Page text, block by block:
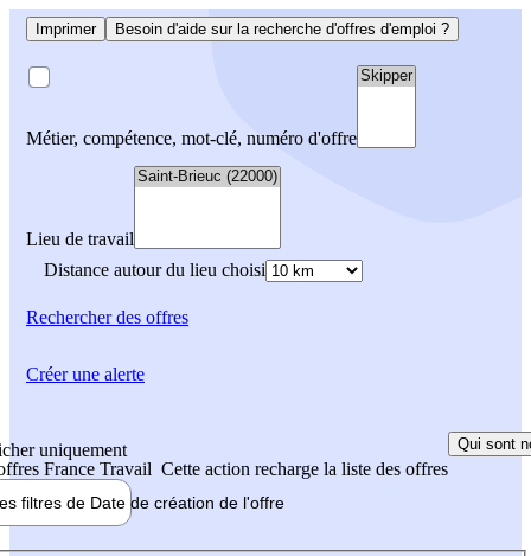
Imprimer Besoin d'aide sur la recherche d'offres d'emploi ?
Métier, compétence, mot-clé, numéro d'offre
Lieu de travail
Distance autour du lieu choisi
Rechercherdes offres
uniquement
France Travail Cette action recharge la liste des offres
Qui sont
filtres de Date de création de l'offre
Créer une alerte